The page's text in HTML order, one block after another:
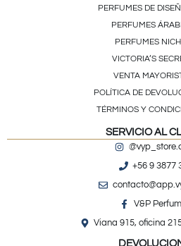
PERFUMES DE
PERFUMES
PERFUMES
VICTORIA’S
VENTA
POLÍTICA DE
TÉRMINOS Y
SERVICIO AL
+56 9 3877
V&P
Viana 915, oficina